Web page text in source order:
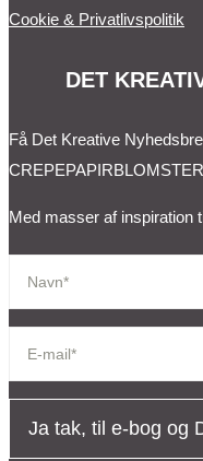
Cookie & Privatlivspolitik
DET
Få Det Kreative
CREPEPAPIRBLOMSTER
Med masser af inspiration
Ja tak, til e-bog og